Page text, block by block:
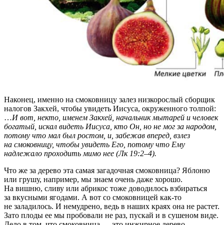
Наконец, именно на смоковницу залез низкорослый сборщик
налогов Закхей, чтобы увидеть Иисуса, окруженного толпой:
…И вот, некто, именем Закхей, начальник мытарей и человек
богатый, искал видеть Иисуса, кто Он, но не мог за народом,
потому что мал был ростом, и, забежав вперед, взлез
на смоковницу, чтобы увидеть Его, потому что Ему
надлежало проходить мимо нее (Лк 19:2–4).
Что же за дерево эта самая загадочная смоковница? Яблоню
или грушу, например, мы знаем очень даже хорошо.
На вишню, сливу или абрикос тоже доводилось взбираться
за вкусными ягодами. А вот со смоковницей как-то
не заладилось. И немудрено, ведь в наших краях она не растет.
Зато плоды ее мы пробовали не раз, пускай и в сушеном виде.